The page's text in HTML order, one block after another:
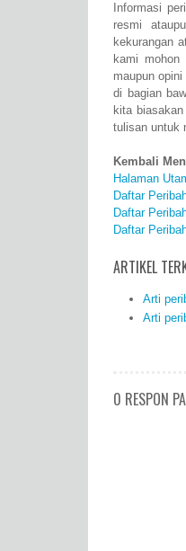
Informasi
resmi
kekurangan
kami mohon
maupun
di bagian
kita
tulisan untuk
Kembali
Halaman
Daftar
Daftar
Daftar
ARTIKEL
Arti
Arti
0 RESPON